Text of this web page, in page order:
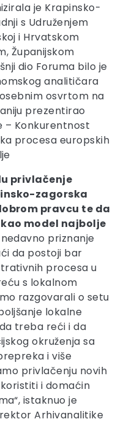
je Krapinsko-
s Udruženjem
i Hrvatskom
Županijskom
dio Foruma bilo je
analitičara
osvrtom na
prezentirao
– Konkurentnost
procesa europskih
privlačenje
zagorska
pravcu te da
model najbolje
priznanje
da postoji bar
procesa u
s lokalnom
razgovarali o setu
lokalne
treba reći i da
okruženja sa
i više
privlačenju novih
i domaćin
istaknuo je
Arhivanalitike